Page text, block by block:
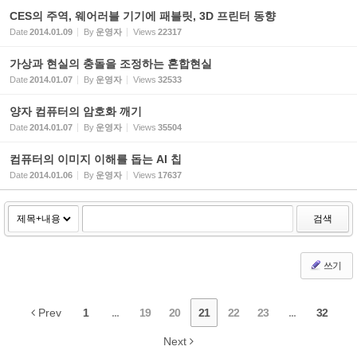
CES의 주역, 웨어러블 기기에 패블릿, 3D 프린터 동향
Date2014.01.09 By 운영자 Views 22317
가상과 현실의 충돌을 조정하는 혼합현실
Date2014.01.07 By 운영자 Views 32533
양자 컴퓨터의 암호화 깨기
Date2014.01.07 By 운영자 Views 35504
컴퓨터의 이미지 이해를 돕는 AI 칩
Date2014.01.06 By 운영자 Views 17637
검색
쓰기
Prev 1 ... 19 20 21 22 23 ... 32
Next